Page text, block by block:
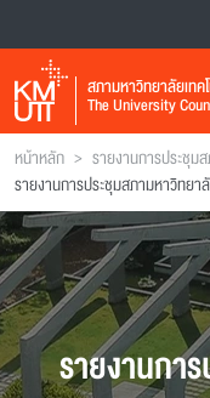
สภามหาวิทยาลัยเทค
The University
หน้าหลัก > รายงานการประชุม
รายงานกา